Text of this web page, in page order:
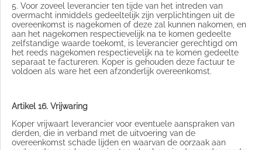
5. Voor zoveel leverancier ten tijde van het intreden van
overmacht inmiddels gedeeltelijk zijn verplichtingen uit de
overeenkomst is nagekomen of deze zal kunnen nakomen, en
aan het nagekomen respectievelijk na te komen gedeelte
zelfstandige waarde toekomt, is leverancier gerechtigd om
het reeds nagekomen respectievelijk na te komen gedeelte
separaat te factureren. Koper is gehouden deze factuur te
voldoen als ware het een afzonderlijk overeenkomst.
Artikel 16. Vrijwaring
Koper vrijwaart leverancier voor eventuele aanspraken van
derden, die in verband met de uitvoering van de
overeenkomst schade lijden en waarvan de oorzaak aan